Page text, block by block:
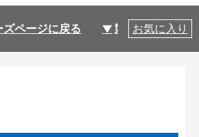
ページに戻る 製品仕様
お気に入り